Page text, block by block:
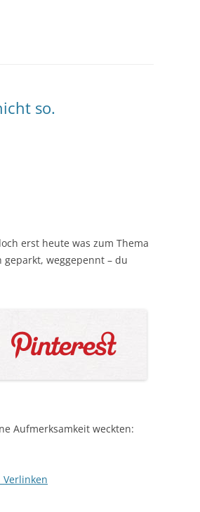
so.
erst heute was zum Thema
weggepennt – du
Aufmerksamkeit weckten: